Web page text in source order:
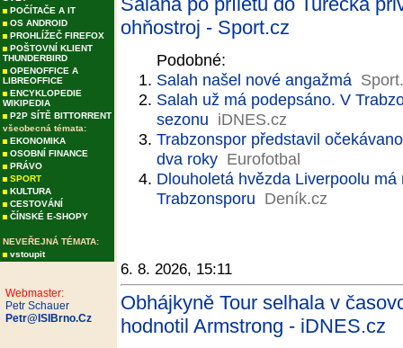
POČÍTAČE A IT
OS ANDROID
PROHLÍŽEČ FIREFOX
POŠTOVNÍ KLIENT
THUNDERBIRD
OPENOFFICE A
LIBREOFFICE
ENCYKLOPEDIE
WIKIPEDIA
P2P SÍTĚ BITTORRENT
všeobecná témata:
EKONOMIKA
OSOBNÍ FINANCE
PRÁVO
SPORT
KULTURA
CESTOVÁNÍ
ČÍNSKÉ E-SHOPY
NEVEŘEJNÁ TÉMATA:
vstoupit
Webmaster:
Petr Schauer
Petr@ISIBrno.Cz
ohňostroj - Sport.cz
Podobné:
Salah našel nové angažmá
Salah už má podepsáno. V
sezonu iDNES.cz
Trabzonspor představil
dva roky Eurofotbal
Dlouholetá hvězda Liverpoolu
Trabzonsporu Deník.cz
6. 8. 2026, 15:11
Obhájkyně Tour selhala v
hodnotil Armstrong - iDNES.cz